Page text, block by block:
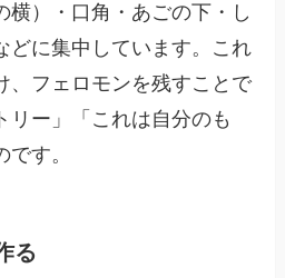
横）・口角・あごの下・し
どに集中しています。これ
、フェロモンを残すことで
リー」「これは自分のも
す。
る